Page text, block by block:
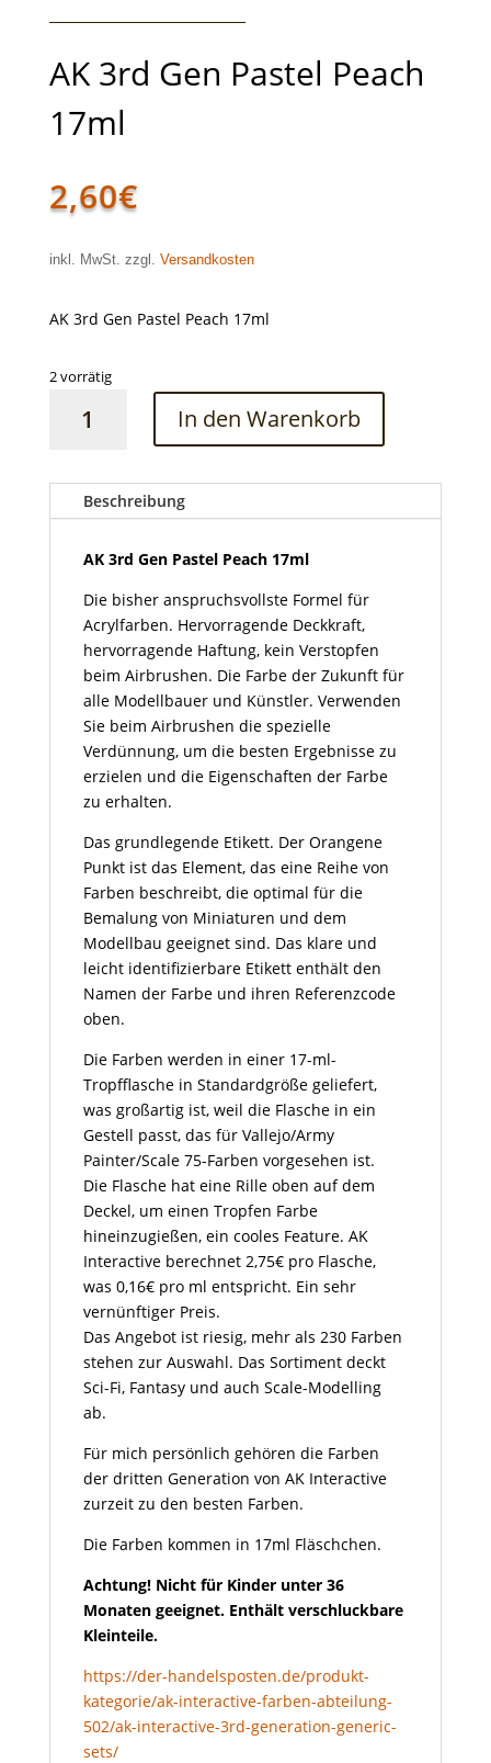
AK 3rd Gen Pastel Peach
17ml
2,60€
inkl. MwSt. zzgl. Versandkosten
AK 3rd Gen Pastel Peach 17ml
2 vorrätig
Peach
17ml
Menge
In den Warenkorb
Beschreibung
AK 3rd Gen Pastel Peach 17ml
Die bisher anspruchsvollste Formel für
Acrylfarben. Hervorragende Deckkraft,
hervorragende Haftung, kein Verstopfen
beim Airbrushen. Die Farbe der Zukunft für
alle Modellbauer und Künstler. Verwenden
Sie beim Airbrushen die spezielle
Verdünnung, um die besten Ergebnisse zu
erzielen und die Eigenschaften der Farbe
zu erhalten.
Das grundlegende Etikett. Der Orangene
Punkt ist das Element, das eine Reihe von
Farben beschreibt, die optimal für die
Bemalung von Miniaturen und dem
Modellbau geeignet sind. Das klare und
leicht identifizierbare Etikett enthält den
Namen der Farbe und ihren Referenzcode
oben.
Die Farben werden in einer 17-ml-
Tropfflasche in Standardgröße geliefert,
was großartig ist, weil die Flasche in ein
Gestell passt, das für Vallejo/Army
Painter/Scale 75-Farben vorgesehen ist.
Die Flasche hat eine Rille oben auf dem
Deckel, um einen Tropfen Farbe
hineinzugießen, ein cooles Feature. AK
Interactive berechnet 2,75€ pro Flasche,
was 0,16€ pro ml entspricht. Ein sehr
vernünftiger Preis.
Das Angebot ist riesig, mehr als 230 Farben
stehen zur Auswahl. Das Sortiment deckt
Sci-Fi, Fantasy und auch Scale-Modelling
ab.
Für mich persönlich gehören die Farben
der dritten Generation von AK Interactive
zurzeit zu den besten Farben.
Die Farben kommen in 17ml Fläschchen.
Achtung! Nicht für Kinder unter 36
Monaten geeignet. Enthält verschluckbare
Kleinteile.
https://der-handelsposten.de/produkt-
kategorie/ak-interactive-farben-abteilung-
502/ak-interactive-3rd-generation-generic-
sets/